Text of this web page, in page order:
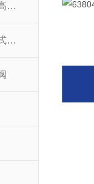
电（手）动式水冷式超高温蝶阀
保温型电（气、手）动式高温蝶阀